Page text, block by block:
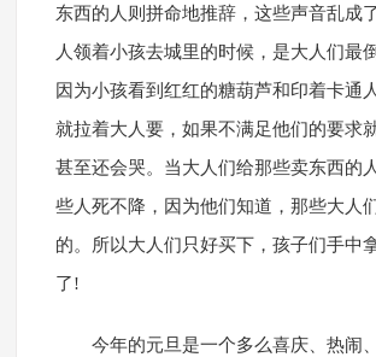
东西的人则拼命地推辞，这些声音乱成
人领着小孩去城里的时候，是大人们最
因为小孩看到红红的糖葫芦和印着卡通
就拉着大人要，如果不满足他们的要求
甚至还会哭。当大人们给那些卖东西的
些人死不降，因为他们知道，那些大人
的。所以大人们只好买下，孩子们手中
了!
今年的元旦是一个多么喜庆、热闹